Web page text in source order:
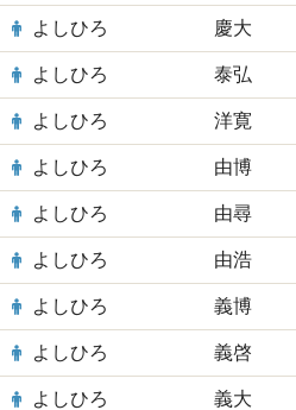
よしひろ 慶大
よしひろ 泰弘
よしひろ 洋寛
よしひろ 由博
よしひろ 由尋
よしひろ 由浩
よしひろ 義博
よしひろ 義啓
よしひろ 義大